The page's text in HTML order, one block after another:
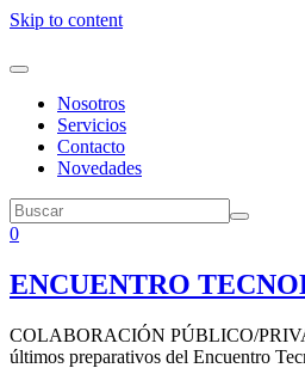
Skip to content
Nosotros
Servicios
Contacto
Novedades
0
ENCUENTRO
COLABORACIÓN PÚBLICO/
últimos preparativos del Encuentro